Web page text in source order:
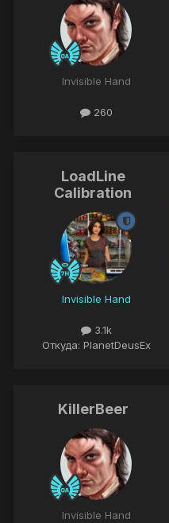
Invisible Hand
260
LoadLine
Calibration
Invisible Hand
3.1k
Откуда: PlanetDeusEx
KillerBeer
Invisible Hand